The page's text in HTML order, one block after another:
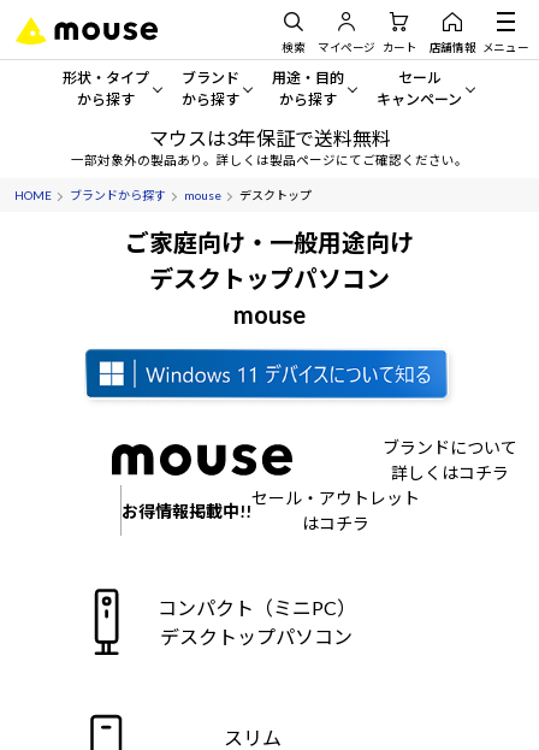
検索 マイページ カート 店舗情報 メニュー
形状・タイプ
から探す
形状・タイプから探す をすべてみる
デスクトップPC
サーバー
ブランド
から探す
mouse
G TUNE
NEXTGEAR
MousePro
Windows 11| Copilot+ PC
用途・目的
から探す
一般向けパソコン
ゲーミングPC・ゲーム向けパソコン
クリエイティブ向け
ビジネス向けパソコン
学習向けパソコン
スペック/パーツ別
AIおすすめパソコン
セール
キャンペーン
セール・キャンペー
アウトレットパソコン
おすすめ目玉パソコン
今イチオシのパソコンをピ
Windows 11|Copilot+ PC
マウスは3年保証で送料無料
一部対象外の製品あり。詳しくは製品ページにてご確認ください。
HOME ブランドから探す mouse デスクトップ
ご家庭向け・一般用途向け
デスクトップパソコン
mouse
ブランドについて
詳しくはコチラ
お得情報掲載中!!
セール・アウトレット
はコチラ
コンパクト（ミニPC）
デスクトップパソコン
スリム